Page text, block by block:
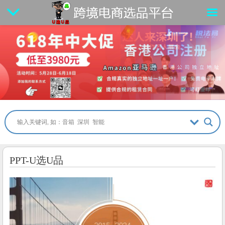
PPT-U选U品